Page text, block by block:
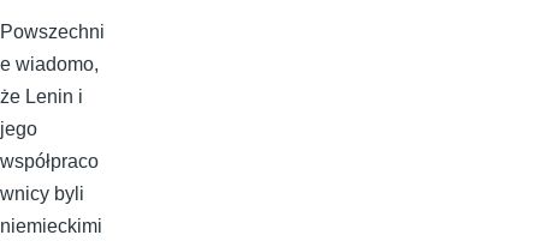
Powszechni
e wiadomo,
że Lenin i
jego
współpraco
wnicy byli
niemieckimi